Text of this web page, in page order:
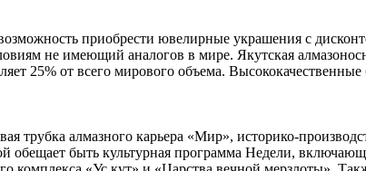
приобрести ювелирные украшения с
не имеющий аналогов в мире. Якутская
25% от всего мирового объема.
трубка алмазного карьера «Мир», историко-
быть культурная программа Недели,